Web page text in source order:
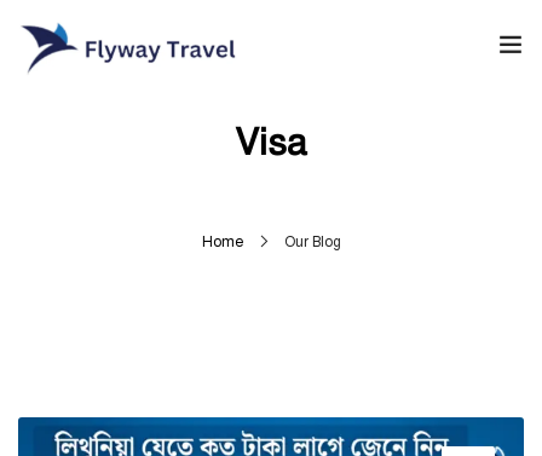
Contact
Visa
Home Our Blog